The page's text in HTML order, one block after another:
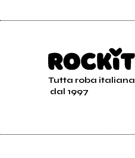
Tutta roba italiana
dal 1997